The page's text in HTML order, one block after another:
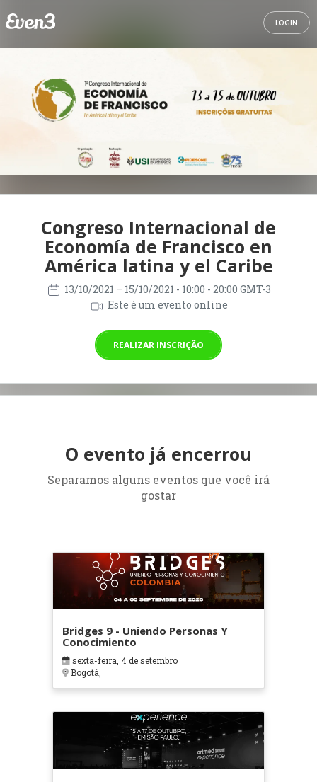
LOGIN
Congreso Internacional de
Economía de Francisco en
América latina y el Caribe
13/10/2021 – 15/10/2021 - 10:00 - 20:00 GMT-3
Este é um evento online
REALIZAR INSCRIÇÃO
O evento já encerrou
Separamos alguns eventos que você irá
gostar
Bridges 9 - Uniendo Personas Y
Conocimiento
sexta-feira, 4 de setembro
Bogotá,